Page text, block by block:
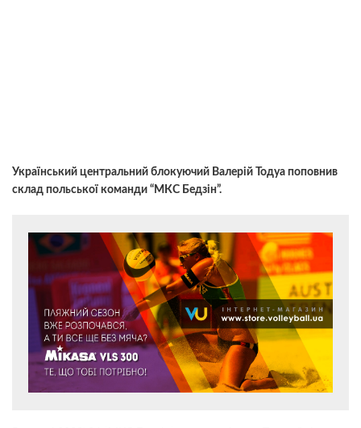
Український центральний блокуючий Валерій Тодуа поповнив
склад польської команди “МКС Бедзін”.